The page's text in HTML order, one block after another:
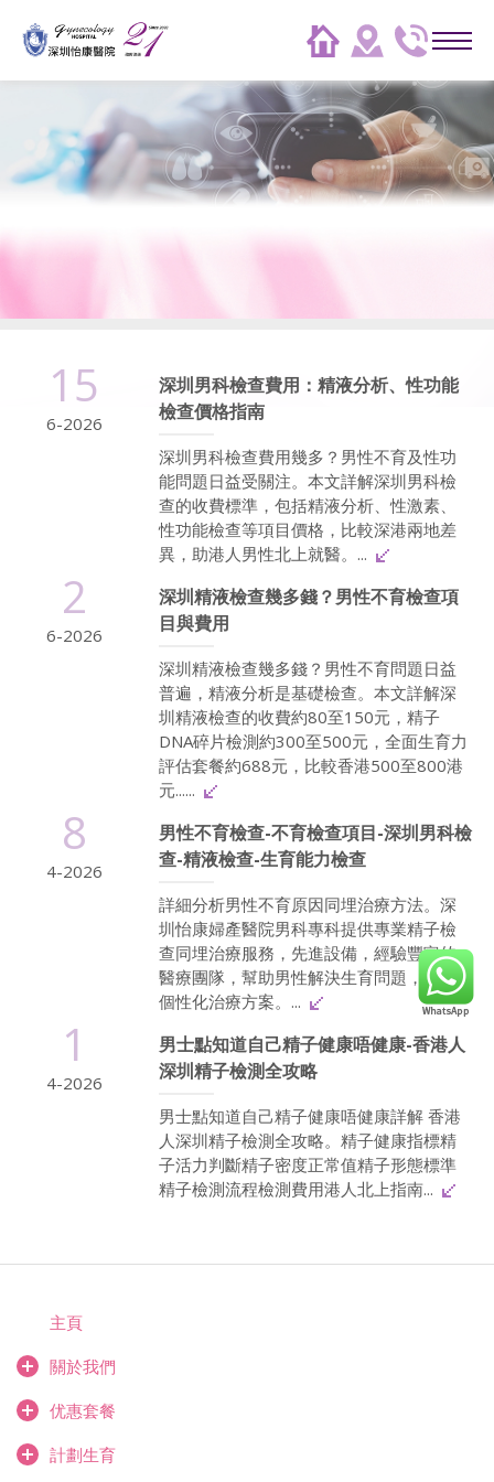
15
6-2026
深圳男科檢查費用：精液分析、性功能
檢查價格指南
深圳男科檢查費用幾多？男性不育及性功
能問題日益受關注。本文詳解深圳男科檢
查的收費標準，包括精液分析、性激素、
性功能檢查等項目價格，比較深港兩地差
異，助港人男性北上就醫。...
2
6-2026
深圳精液檢查幾多錢？男性不育檢查項
目與費用
深圳精液檢查幾多錢？男性不育問題日益
普遍，精液分析是基礎檢查。本文詳解深
圳精液檢查的收費約80至150元，精子
DNA碎片檢測約300至500元，全面生育力
評估套餐約688元，比較香港500至800港
元......
8
4-2026
男性不育檢查-不育檢查項目-深圳男科檢
查-精液檢查-生育能力檢查
詳細分析男性不育原因同埋治療方法。深
圳怡康婦產醫院男科專科提供專業精子檢
查同埋治療服務，先進設備，經驗豐富的
醫療團隊，幫助男性解決生育問題，提供
個性化治療方案。...
1
4-2026
男士點知道自己精子健康唔健康-香港人
深圳精子檢測全攻略
男士點知道自己精子健康唔健康詳解 香港
人深圳精子檢測全攻略。精子健康指標精
子活力判斷精子密度正常值精子形態標準
精子檢測流程檢測費用港人北上指南...
主頁
關於我們
优惠套餐
計劃生育